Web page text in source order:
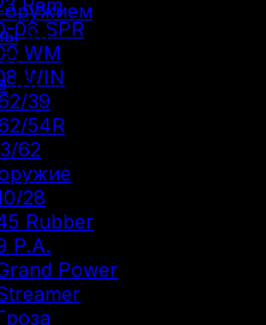
Rem
06 SPR
WM
WIN
39
54R
62
28
Rubber
Р.А.
Power
оружием
(6)
(6)